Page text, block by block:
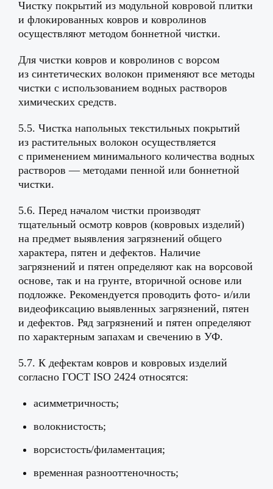
Чистку покрытий из модульной ковровой плитки
и флокированных ковров и ковролинов
осуществляют методом боннетной чистки.
Для чистки ковров и ковролинов с ворсом
из синтетических волокон применяют все методы
чистки с использованием водных растворов
химических средств.
5.5. Чистка напольных текстильных покрытий
из растительных волокон осуществляется
с применением минимального количества водных
растворов — методами пенной или боннетной
чистки.
5.6. Перед началом чистки производят
тщательный осмотр ковров (ковровых изделий)
на предмет выявления загрязнений общего
характера, пятен и дефектов. Наличие
загрязнений и пятен определяют как на ворсовой
основе, так и на грунте, вторичной основе или
подложке. Рекомендуется проводить фото- и/или
видеофиксацию выявленных загрязнений, пятен
и дефектов. Ряд загрязнений и пятен определяют
по характерным запахам и свечению в УФ.
5.7. К дефектам ковров и ковровых изделий
согласно ГОСТ ISO 2424 относятся:
асимметричность;
волокнистость;
ворсистость/филаментация;
временная разнооттеночность;